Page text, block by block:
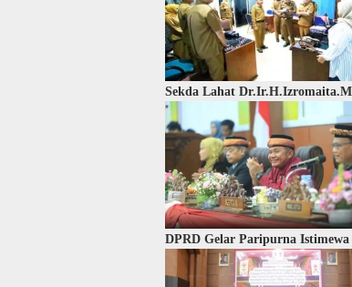
Sekda Lahat
DPRD Gelar Paripurna